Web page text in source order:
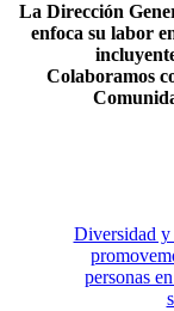
La Dirección
enfoca su labor
Colaboramos
Diversidad y
personas